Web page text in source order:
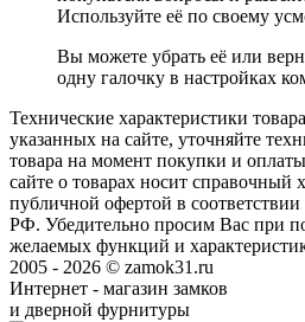
Используйте её по своему
Вы можете убрать её или
одну галочку в настройках
Технические характеристики
указанных на сайте, уточняйте
товара на момент покупки и
сайте о товарах носит справочный
публичной офертой в
РФ. Убедительно просим Вас при
желаемых функций и
2005 - 2026 © zamok31.ru
Интернет - магазин замков
и дверной фурнитуры